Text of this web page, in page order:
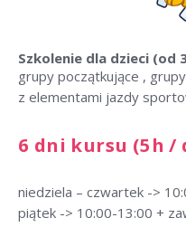
Szkolenie dla dzieci (od
grupy początkujące ,
z elementami jazdy
6 dni kursu (5h /
niedziela – czwartek ->
piątek -> 10:00-13:00 +